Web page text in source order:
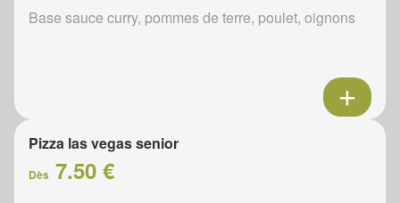
Base sauce curry, pommes de terre, poulet, oignons
Pizza las vegas senior
Dès 7.50 €